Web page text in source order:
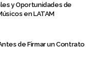
y Oportunidades de
en LATAM
de Firmar un Contrato